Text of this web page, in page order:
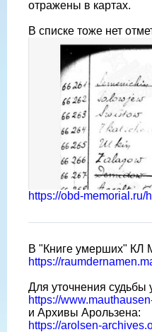
отражены в картах.
В списке тоже нет
https://obd-memorial.ru/
В "Книге умерших" КЛ
https://
Для уточнения судьбы
https://
и Архивы Арользена:
https://arolsen-